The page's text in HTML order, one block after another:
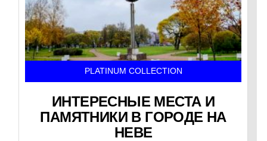
PLATINUM COLLECTION
ИНТЕРЕСНЫЕ МЕСТА И
ПАМЯТНИКИ В ГОРОДЕ НА
НЕВЕ